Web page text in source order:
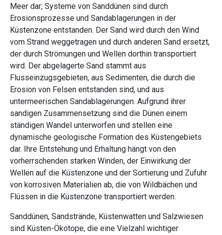
Meer dar; Systeme von Sanddünen sind durch
Erosionsprozesse und Sandablagerungen in der
Küstenzone entstanden. Der Sand wird durch den Wind
vom Strand weggetragen und durch anderen Sand ersetzt,
der durch Strömungen und Wellen dorthin transportiert
wird. Der abgelagerte Sand stammt aus
Flusseinzugsgebieten, aus Sedimenten, die durch die
Erosion von Felsen entstanden sind, und aus
untermeerischen Sandablagerungen. Aufgrund ihrer
sandigen Zusammensetzung sind die Dünen einem
ständigen Wandel unterworfen und stellen eine
dynamische geologische Formation des Küstengebiets
dar. Ihre Entstehung und Erhaltung hängt von den
vorherrschenden starken Winden, der Einwirkung der
Wellen auf die Küstenzone und der Sortierung und Zufuhr
von korrosiven Materialien ab, die von Wildbächen und
Flüssen in die Küstenzone transportiert werden.
Sanddünen, Sandstrände, Küstenwatten und Salzwiesen
sind Küsten-Ökotope, die eine Vielzahl wichtiger